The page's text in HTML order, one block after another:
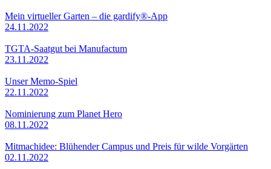
Mein virtueller Garten – die gardify®-App
24.11.2022
TGTA-Saatgut bei Manufactum
23.11.2022
Unser Memo-Spiel
22.11.2022
Nominierung zum Planet Hero
08.11.2022
Mitmachidee: Blühender Campus und Preis für wilde Vorgärten
02.11.2022